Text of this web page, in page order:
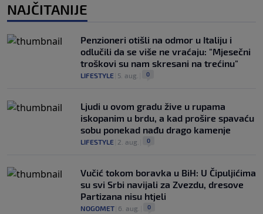
NAJČITANIJE
Penzioneri otišli na odmor u Italiju i
odlučili da se više ne vraćaju: "Mjesečni
troškovi su nam skresani na trećinu"
LIFESTYLE 5. aug. 0
Ljudi u ovom gradu žive u rupama
iskopanim u brdu, a kad prošire spavaću
sobu ponekad nađu drago kamenje
LIFESTYLE 2. aug. 0
Vučić tokom boravka u BiH: U Čipuljićima
su svi Srbi navijali za Zvezdu, dresove
Partizana nisu htjeli
NOGOMET 6. aug. 0